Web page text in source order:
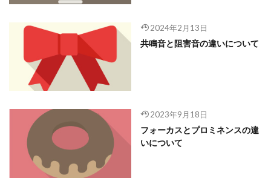
2024年2月13日
共鳴音と阻害音の違いについて
2023年9月18日
フォーカスとプロミネンスの違
いについて